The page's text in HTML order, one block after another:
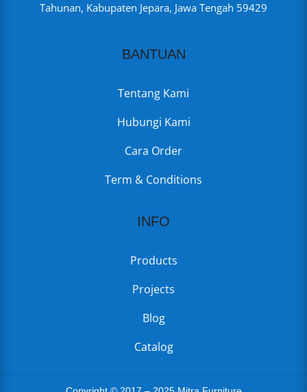
Tahunan, Kabupaten Jepara, Jawa Tengah 59429
BANTUAN
Tentang Kami
Hubungi Kami
Cara Order
Term & Conditions
INFO
Products
Projects
Blog
Catalog